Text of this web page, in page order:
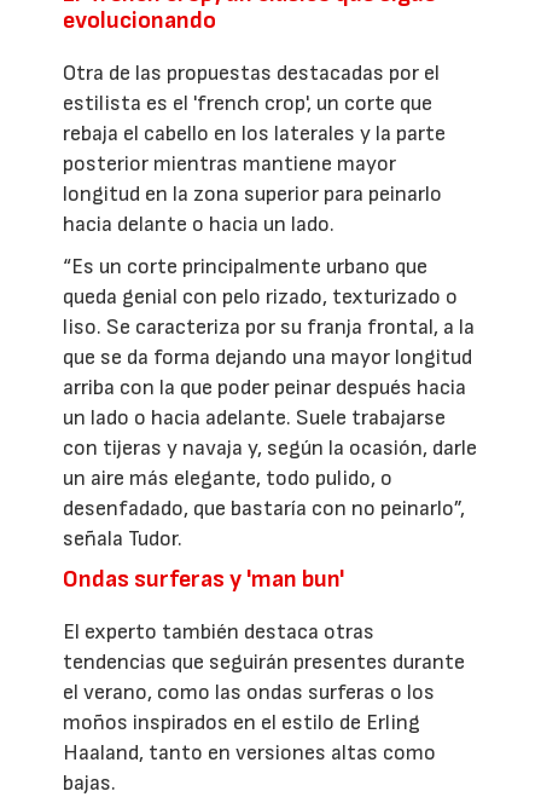
evolucionando
Otra de las propuestas destacadas por el
estilista es el 'french crop', un corte que
rebaja el cabello en los laterales y la parte
posterior mientras mantiene mayor
longitud en la zona superior para peinarlo
hacia delante o hacia un lado.
“Es un corte principalmente urbano que
queda genial con pelo rizado, texturizado o
liso. Se caracteriza por su franja frontal, a la
que se da forma dejando una mayor longitud
arriba con la que poder peinar después hacia
un lado o hacia adelante. Suele trabajarse
con tijeras y navaja y, según la ocasión, darle
un aire más elegante, todo pulido, o
desenfadado, que bastaría con no peinarlo”,
señala Tudor.
Ondas surferas y 'man bun'
El experto también destaca otras
tendencias que seguirán presentes durante
el verano, como las ondas surferas o los
moños inspirados en el estilo de Erling
Haaland, tanto en versiones altas como
bajas.